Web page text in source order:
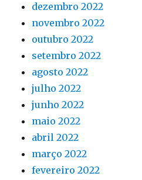
dezembro 2022
novembro 2022
outubro 2022
setembro 2022
agosto 2022
julho 2022
junho 2022
maio 2022
abril 2022
março 2022
fevereiro 2022